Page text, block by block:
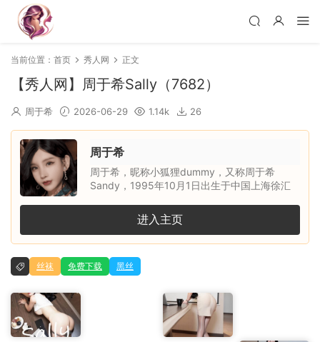
当前位置： 首页 秀人网 正文
【秀人网】周于希Sally（7682）
周于希 2026-06-29 1.14k 26
周于希
周于希，昵称小狐狸dummy，又称周于希
Sandy，1995年10月1日出生于中国上海徐汇
B88/W60/H86，毕业于上海交通大学医学院中
医学专业。她是内地平面模特、一直播女主播，
受到关注。生活中的她兴趣广泛，喜欢旅游、时
选择，我们只能靠奋斗来使当初的选择显得正
进入主页
丝袜 免费下载 黑丝